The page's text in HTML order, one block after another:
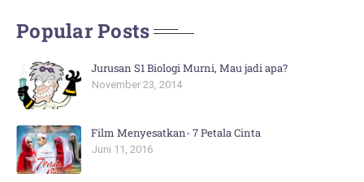
Popular Posts
Jurusan S1 Biologi Murni, Mau jadi apa?
November 23, 2014
Film Menyesatkan- 7 Petala Cinta
Juni 11, 2016